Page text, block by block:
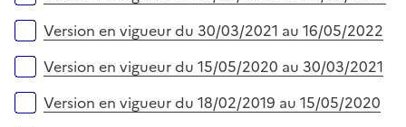
Version en vigueur du 30/03/2021 au 16/05/2022
Version en vigueur du 15/05/2020 au 30/03/2021
Version en vigueur du 18/02/2019 au 15/05/2020